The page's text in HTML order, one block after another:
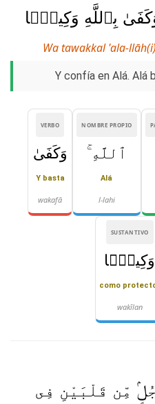
بِٱللَّهِ وَكِيلًۭا
Wa tawakkal 'ala-
Y confía en Alá. Alá
NOMBRE PROPIO
ٱللَّهِ ۚ
Alá
l-lahi
VERBO
وَكَفَىٰ
Y basta
wakafā
SUSTANTIVO
وَكِيلًۭا
como
wakīlan
مِّن قَلْبَيْنِ فِى